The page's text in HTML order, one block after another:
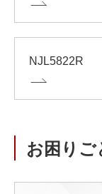
NJL5822R
お困りご